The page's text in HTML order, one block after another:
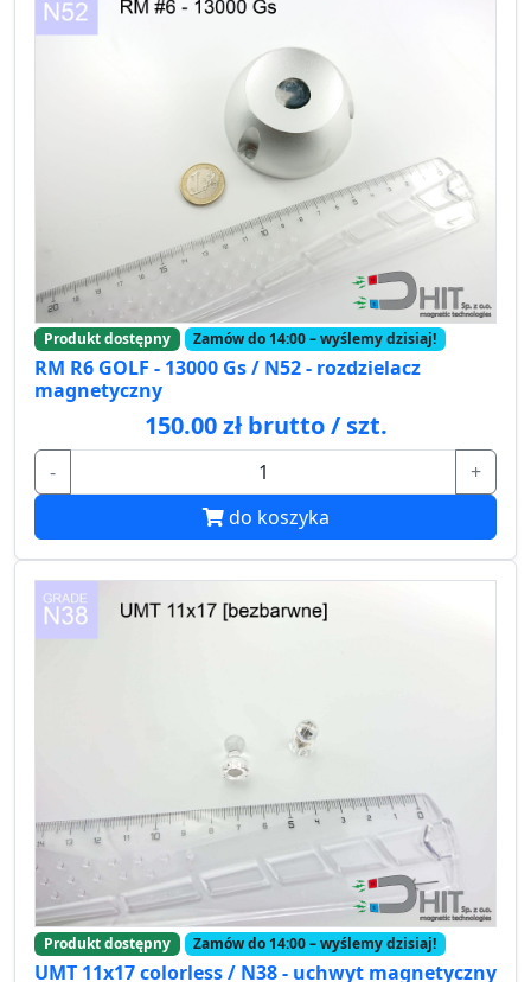
Produkt dostępny Zamów do 14:00 – wyślemy dzisiaj!
RM R6 GOLF - 13000 Gs / N52 - rozdzielacz
magnetyczny
150.00 zł brutto / szt.
-
+
do koszyka
Produkt dostępny Zamów do 14:00 – wyślemy dzisiaj!
UMT 11x17 colorless / N38 - uchwyt magnetyczny